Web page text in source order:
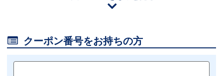
－
おすすめ
 クーポン番号をお持ちの方